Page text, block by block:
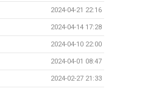
2024-04-21 22:16
2024-04-14 17:28
2024-04-10 22:00
2024-04-01 08:47
2024-02-27 21:33